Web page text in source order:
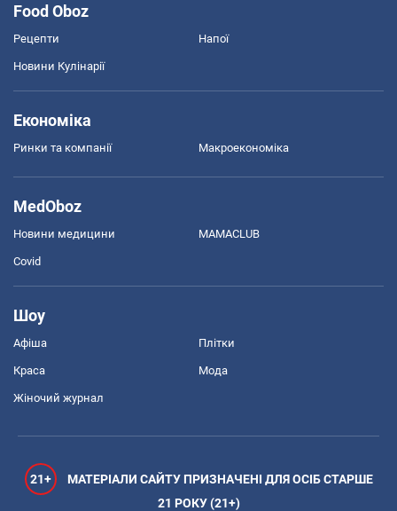
Food Oboz
Рецепти Напої
Новини Кулінарії
Економіка
Ринки та компанії Макроекономіка
MedOboz
Новини медицини MAMACLUB
Covid
Шоу
Афіша Плітки
Краса Мода
Жіночий журнал
21+
МАТЕРІАЛИ САЙТУ ПРИЗНАЧЕНІ ДЛЯ ОСІБ СТАРШЕ
21 РОКУ (21+)